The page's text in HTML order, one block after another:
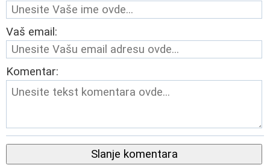
Vaš email:
Komentar:
Slanje komentara